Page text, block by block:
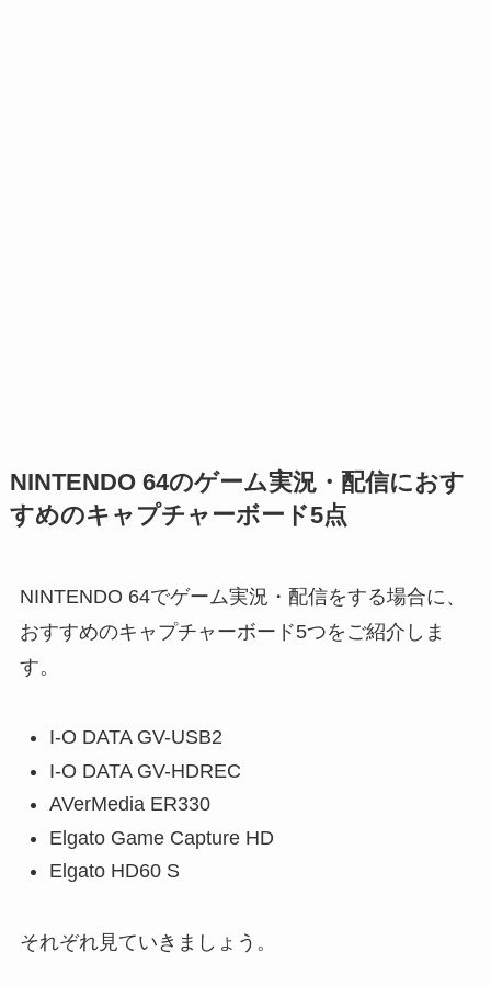
NINTENDO 64のゲーム実況・配信におす
すめのキャプチャーボード5点
NINTENDO 64でゲーム実況・配信をする場合に、
おすすめのキャプチャーボード5つをご紹介しま
す。
I-O DATA GV-USB2
I-O DATA GV-HDREC
AVerMedia ER330
Elgato Game Capture HD
Elgato HD60 S
それぞれ見ていきましょう。